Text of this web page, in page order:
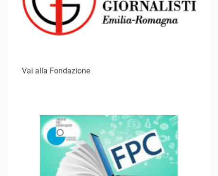
Vai alla Fondazione